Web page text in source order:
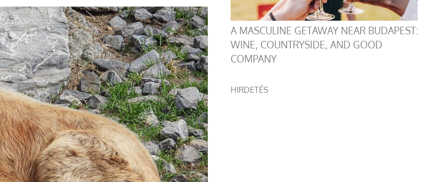
A MASCULINE GETAWAY NEAR BUDAPEST:
WINE, COUNTRYSIDE, AND GOOD
COMPANY
HIRDETÉS